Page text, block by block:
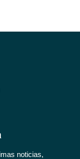
noticias,